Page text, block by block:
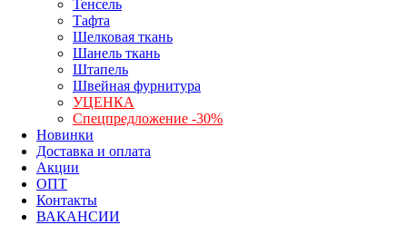
Тенсель
Тафта
Шелковая ткань
Шанель ткань
Штапель
Швейная фурнитура
УЦЕНКА
Спецпредложение -30%
Новинки
Доставка и оплата
Акции
ОПТ
Контакты
ВАКАНСИИ